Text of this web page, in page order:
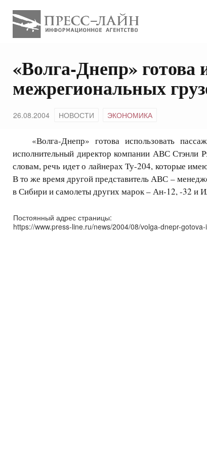
«Волга-Днепр» готова
межрегиональных
26.08.2004 НОВОСТИ ЭКОНОМИКА
«Волга-Днепр» готова использовать
исполнительный директор компании АВС Стэнли
словам, речь идет о лайнерах Ту-204, которые
В то же время другой представитель АВС –
в Сибири и самолеты других марок – Ан-12, -32 и
Постоянный адрес страницы:
https://www.press-line.ru/news/2004/08/volga-dnepr-